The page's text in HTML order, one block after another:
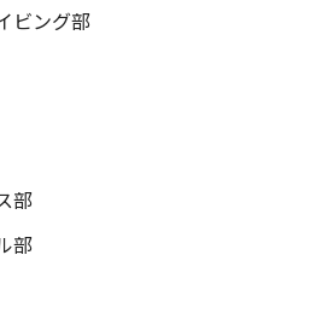
ビング部
部
部